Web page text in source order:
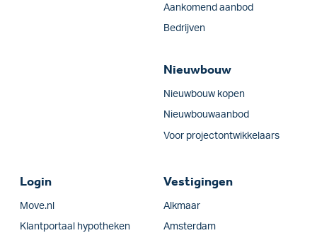
Aankomend aanbod
Bedrijven
Nieuwbouw
Nieuwbouw kopen
Nieuwbouwaanbod
Voor projectontwikkelaars
Login
Move.nl
Klantportaal hypotheken
Vestigingen
Alkmaar
Amsterdam